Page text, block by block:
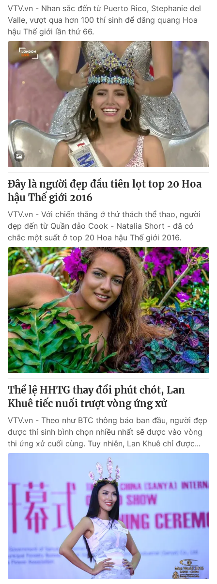
VTV.vn - Nhan sắc đến từ Puerto Rico, Stephanie del
Valle, vượt qua hơn 100 thí sinh để đăng quang Hoa
hậu Thế giới lần thứ 66.
Đây là người đẹp đầu tiên lọt top 20 Hoa
hậu Thế giới 2016
VTV.vn - Với chiến thắng ở thử thách thể thao, người
đẹp đến từ Quần đảo Cook - Natalia Short - đã có
chắc một suất ở top 20 Hoa hậu Thế giới 2016.
Thể lệ HHTG thay đổi phút chót, Lan
Khuê tiếc nuối trượt vòng ứng xử
VTV.vn - Theo như BTC thông báo ban đầu, người đẹp
được thí sinh bình chọn nhiều nhất sẽ được vào vòng
thi ứng xử cuối cùng. Tuy nhiên, Lan Khuê chỉ được...